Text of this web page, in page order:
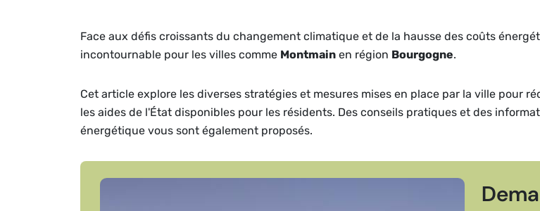
Face aux défis croissants du changement climatique et de la hausse des coûts
incontournable pour les villes comme Montmain en région Bourgogne.
Cet article explore les diverses stratégies et mesures mises en place par la ville pour
les aides de l'État disponibles pour les résidents. Des conseils pratiques et des
énergétique vous sont également proposés.